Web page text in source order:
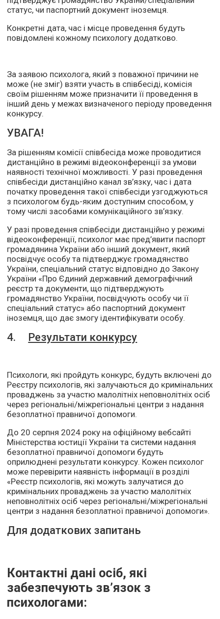
статус, чи паспортний документ іноземця.
Конкретні дата, час і місце проведення будуть
повідомлені кожному психологу додатково.
За заявою психолога, який з поважної причини не
може (не зміг) взяти участь в співбесіді, комісія
своїм рішенням може призначити її проведення в
інший день у межах визначеного періоду проведення
конкурсу.
УВАГА!
За рішенням комісії співбесіда може проводитися
дистанційно в режимі відеоконференції за умови
наявності технічної можливості. У разі проведення
співбесіди дистанційно канал зв’язку, час і дата
початку проведення такої співбесіди узгоджуються
з психологом будь-яким доступним способом, у
тому числі засобами комунікаційного зв’язку.
У разі проведення співбесіди дистанційно у режимі
відеоконференції, психолог має пред’явити паспорт
громадянина України або інший документ, який
посвідчує особу та підтверджує громадянство
України, спеціальний статус відповідно до Закону
України «Про Єдиний державний демографічний
реєстр та документи, що підтверджують
громадянство України, посвідчують особу чи її
спеціальний статус» або паспортний документ
іноземця, що дає змогу ідентифікувати особу.
4. Результати конкурсу
Психологи, які пройдуть конкурс, будуть включені до
Реєстру психологів, які залучаються до кримінальних
проваджень за участю малолітніх неповнолітніх осіб
через регіональні/міжрегіональні центри з надання
безоплатної правничої допомоги.
До 20 серпня 2024 року на офіційному вебсайті
Міністерства юстиції України та системи надання
безоплатної правничої допомоги будуть
оприлюднені результати конкурсу. Кожен психолог
може перевірити наявність інформації в розділі
«Реєстр психологів, які можуть залучатися до
кримінальних проваджень за участю малолітніх
неповнолітніх осіб через регіональні/міжрегіональні
центри з надання безоплатної правничої допомоги».
Для додаткових запитань
Контактні дані осіб, які
забезпечують зв’язок з
психологами: